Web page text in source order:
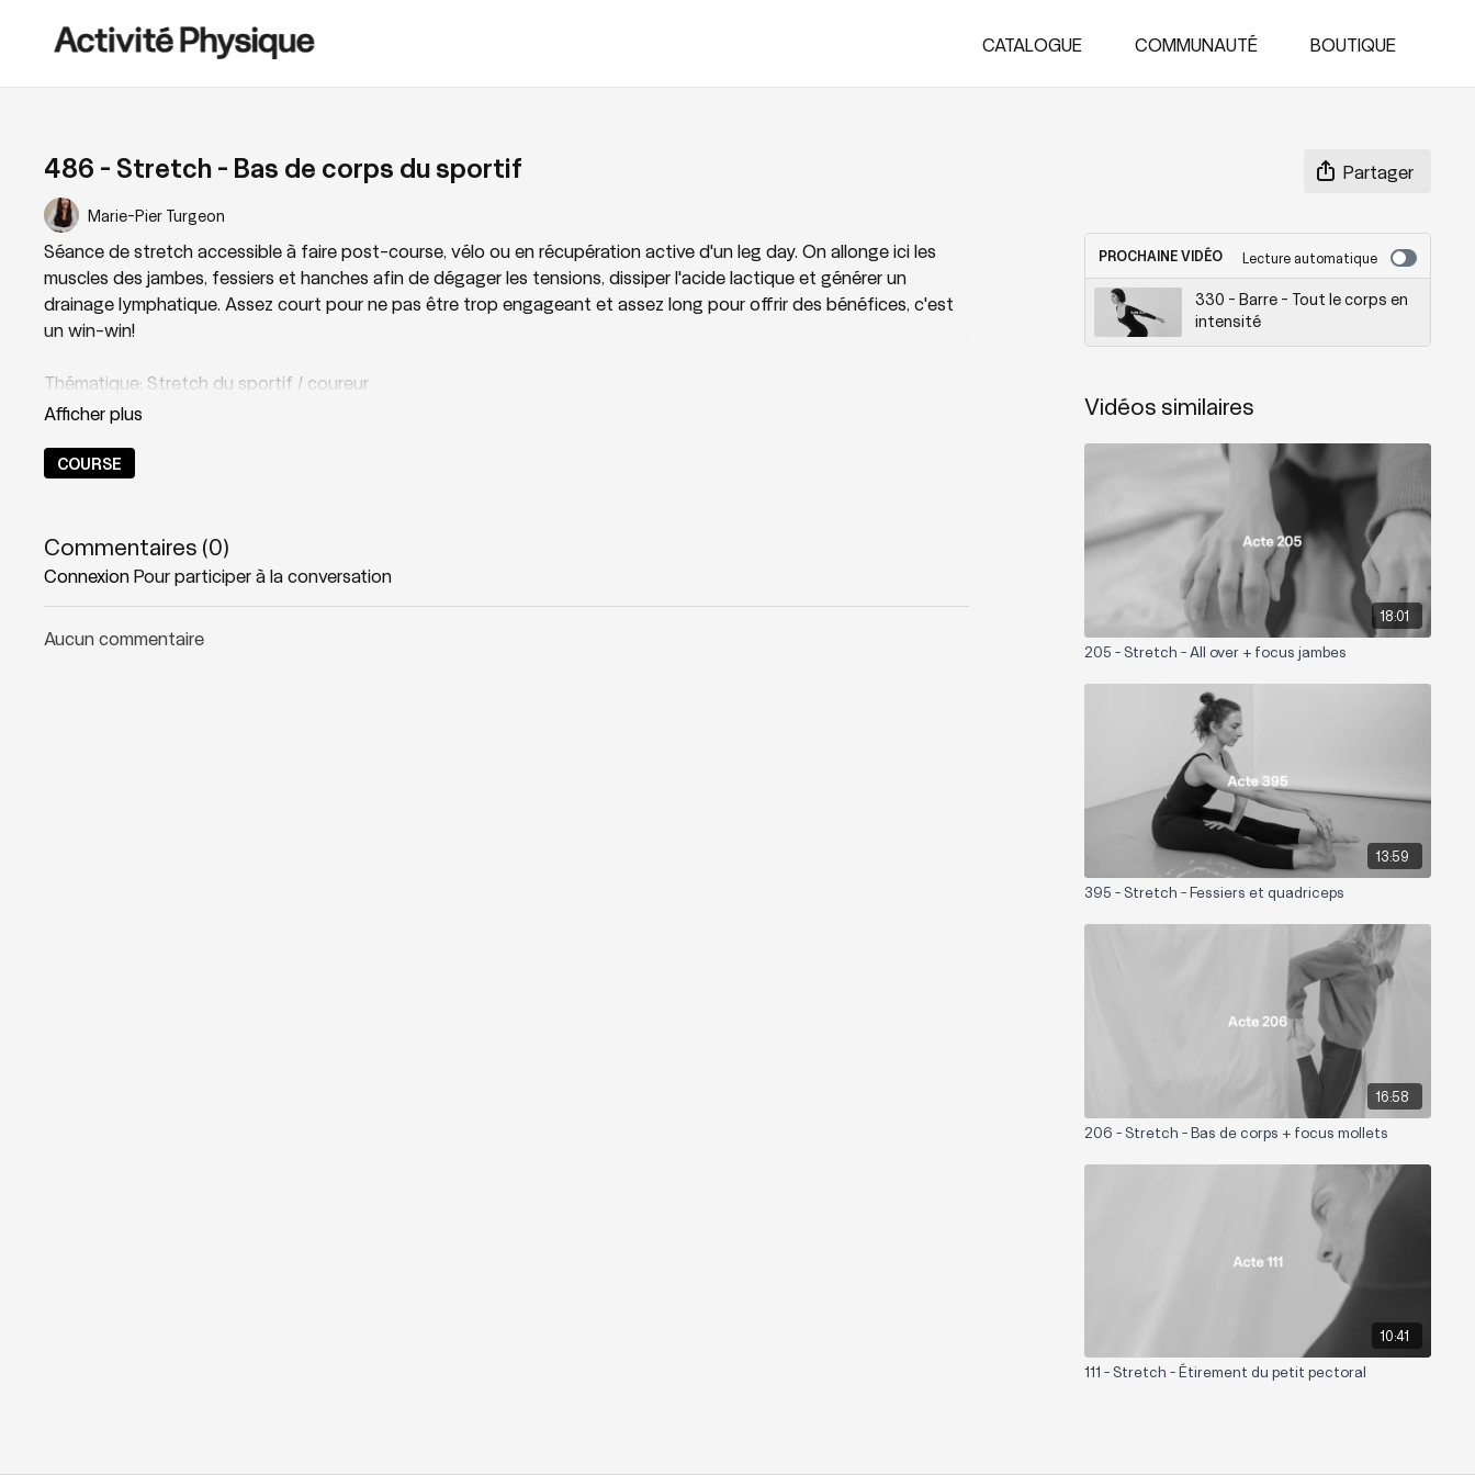
CATALOGUE COMMUNAUTÉ BOUTIQUE
486 - Stretch - Bas de corps du sportif Partager
Marie-Pier Turgeon
Séance de stretch accessible à faire post-course, vélo ou en récupération active d'un leg day. On allonge ici les
muscles des jambes, fessiers et hanches afin de dégager les tensions, dissiper l'acide lactique et générer un
drainage lymphatique. Assez court pour ne pas être trop engageant et assez long pour offrir des bénéfices, c'est
un win-win!
Thématique: Stretch du sportif / coureur
Niveau: 1
Zones sollicitées: Jambes et hanches
COURSE
Commentaires (0)
Connexion Pour participer à la conversation
Aucun commentaire
PROCHAINE VIDÉO Lecture automatique
330 - Barre - Tout le corps en
intensité
Vidéos similaires
18:01
205 - Stretch - All over + focus jambes
13:59
395 - Stretch - Fessiers et quadriceps
16:58
206 - Stretch - Bas de corps + focus mollets
10:41
111 - Stretch - Étirement du petit pectoral